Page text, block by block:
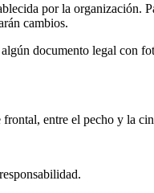
por la organización.
cambios.
documento legal con
entre el pecho y la